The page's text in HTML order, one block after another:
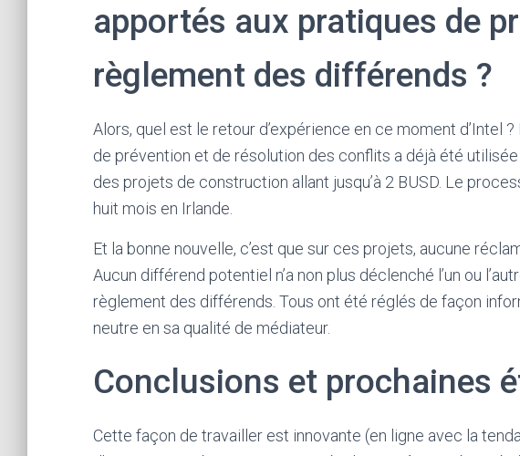
apportés aux pratiques de
règlement des différends ?
Alors, quel est le retour d’expérience en ce moment d’Intel
de prévention et de résolution des conflits a déjà été
des projets de construction allant jusqu’à 2 BUSD. Le
huit mois en Irlande.
Et la bonne nouvelle, c’est que sur ces projets, aucune
Aucun différend potentiel n’a non plus déclenché l’un ou
règlement des différends. Tous ont été réglés de façon
neutre en sa qualité de médiateur.
Conclusions et prochaines
Cette façon de travailler est innovante (en ligne avec la